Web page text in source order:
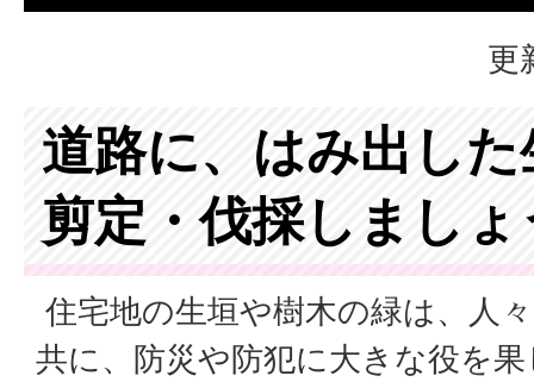
更
道路に、はみ出し
剪定・伐採しましょ
住宅地の生垣や樹木の緑は、人
共に、防災や防犯に大きな役を